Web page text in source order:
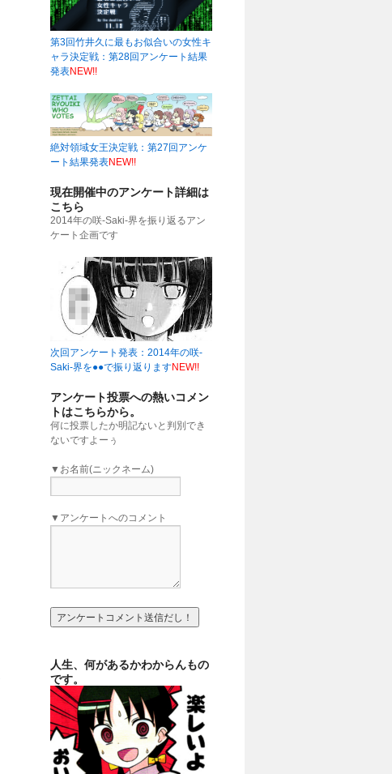
第3回竹井久に最もお似合いの女性キ
ャラ決定戦：第28回アンケート結果
発表NEW!!
絶対領域女王決定戦：第27回アンケ
ート結果発表NEW!!
現在開催中のアンケート詳細は
こちら
2014年の咲-Saki-界を振り返るアン
ケート企画です
次回アンケート発表：2014年の咲-
Saki-界を●●で振り返りますNEW!!
アンケート投票への熱いコメン
トはこちらから。
何に投票したか明記ないと判別でき
ないですよーぅ
▼お名前(ニックネーム)
▼アンケートへのコメント
人生、何があるかわからんもの
です。